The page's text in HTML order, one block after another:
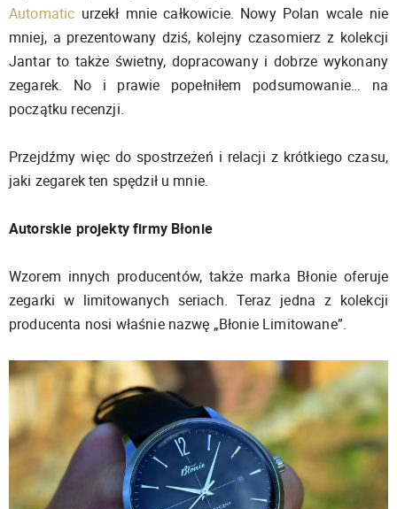
Automatic urzekł mnie całkowicie. Nowy Polan wcale nie
mniej, a prezentowany dziś, kolejny czasomierz z kolekcji
Jantar to także świetny, dopracowany i dobrze wykonany
zegarek. No i prawie popełniłem podsumowanie… na
początku recenzji.
Przejdźmy więc do spostrzeżeń i relacji z krótkiego czasu,
jaki zegarek ten spędził u mnie.
Autorskie projekty firmy Błonie
Wzorem innych producentów, także marka Błonie oferuje
zegarki w limitowanych seriach. Teraz jedna z kolekcji
producenta nosi właśnie nazwę „Błonie Limitowane”.